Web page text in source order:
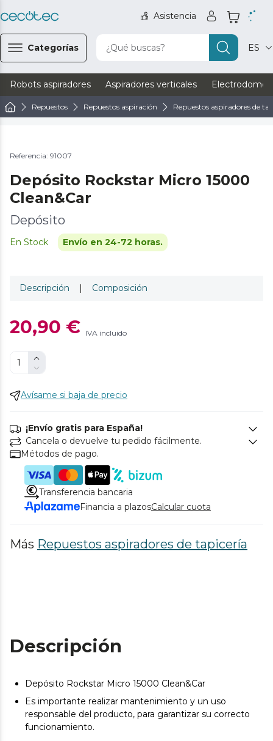
Asistencia
Categorías ¿Qué buscas? ES
Robots aspiradores Aspiradores verticales
Repuestos Repuestos aspiración Repuestos aspiradores de
Referencia: 91007
Depósito Rockstar Micro 15000
Clean&Car
Depósito
En Stock Envío en 24-72 horas.
Descripción | Composición
20,90 € IVA incluido
Avísame si baja de precio
¡Envío gratis para España!
Cancela o devuelve tu pedido fácilmente.
Métodos de pago.
Transferencia bancaria
Financia a plazosCalcular cuota
Más Repuestos aspiradores de tapicería
Descripción
Depósito Rockstar Micro 15000 Clean&Car
Es importante realizar mantenimiento y un uso
responsable del producto, para garantizar su correcto
funcionamiento.